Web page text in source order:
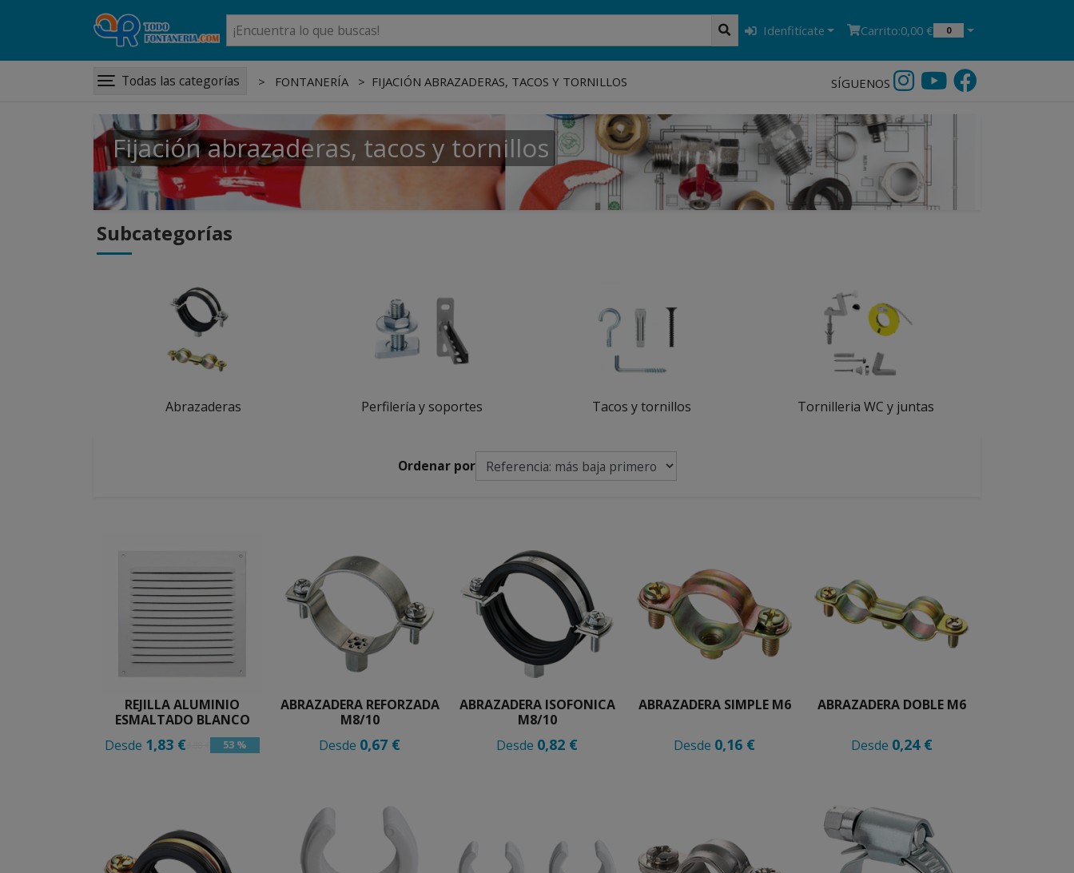
Idenfitícate Carrito:0,00 € 0
Todas las categorías FONTANERÍA FIJACIÓN ABRAZADERAS, TACOS Y TORNILLOS SÍGUENOS
Fijación abrazaderas, tacos y tornillos
Subcategorías
Abrazaderas Perfilería y soportes Tacos y tornillos Tornilleria WC y juntas
Ordenar por
REJILLA ALUMINIO
ESMALTADO BLANCO
Desde 1,83 € 53 %
ABRAZADERA REFORZADA
M8/10
Desde 0,67 €
ABRAZADERA ISOFONICA
M8/10
Desde 0,82 €
ABRAZADERA SIMPLE M6
Desde 0,16 €
ABRAZADERA DOBLE M6
Desde 0,24 €